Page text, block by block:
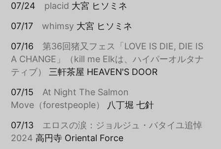
07/24 placid 大宮 ヒソミネ
07/17 whimsy 大宮 ヒソミネ
07/16第36回猪又フェス「LOVE IS DIE, DIE IS
A CHANGE」（kill me Elkは、ハイパーオルタナ
ティブ）
三軒茶屋 HEAVEN'S DOOR
07/15 At Night The Salmon
Move（forestpeople）
八丁堀 七針
07/13 エロスの涙：ジョルジュ・バタイユ追悼
2024 高円寺 Oriental Force